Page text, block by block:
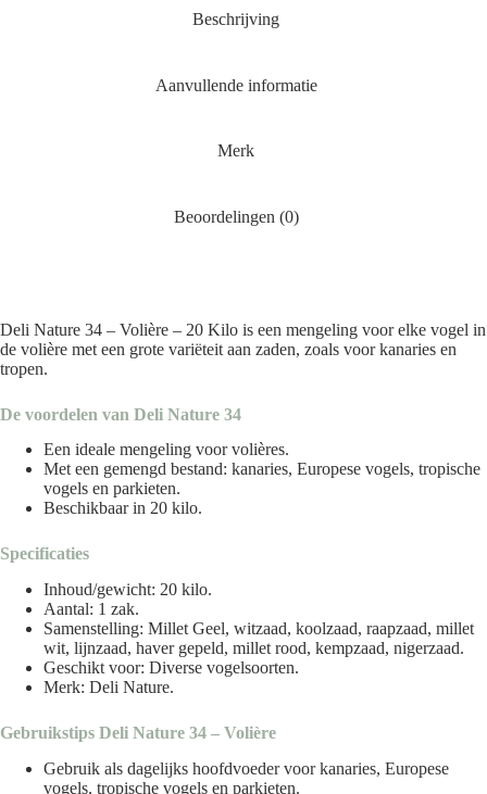
Beschrijving
Aanvullende informatie
Merk
Beoordelingen (0)
Deli Nature 34 – Volière – 20 Kilo is een mengeling voor elke vogel in
de volière met een grote variëteit aan zaden, zoals voor kanaries en
tropen.
De voordelen van Deli Nature 34
Een ideale mengeling voor volières.
Met een gemengd bestand: kanaries, Europese vogels, tropische
vogels en parkieten.
Beschikbaar in 20 kilo.
Specificaties
Inhoud/gewicht: 20 kilo.
Aantal: 1 zak.
Samenstelling: Millet Geel, witzaad, koolzaad, raapzaad, millet
wit, lijnzaad, haver gepeld, millet rood, kempzaad, nigerzaad.
Geschikt voor: Diverse vogelsoorten.
Merk: Deli Nature.
Gebruikstips Deli Nature 34 – Volière
Gebruik als dagelijks hoofdvoeder voor kanaries, Europese
vogels, tropische vogels en parkieten.